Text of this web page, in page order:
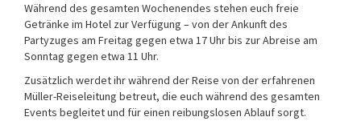
Während des gesamten Wochenendes stehen euch freie
Getränke im Hotel zur Verfügung – von der Ankunft des
Partyzuges am Freitag gegen etwa 17 Uhr bis zur Abreise am
Sonntag gegen etwa 11 Uhr.
Zusätzlich werdet ihr während der Reise von der erfahrenen
Müller-Reiseleitung betreut, die euch während des gesamten
Events begleitet und für einen reibungslosen Ablauf sorgt.